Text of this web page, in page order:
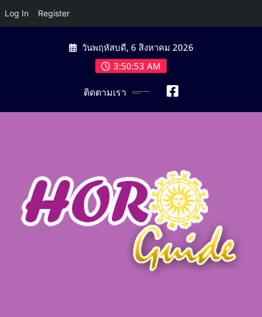
Log In Register
วันพฤหัสบดี, 6 สิงหาคม 2026
3:50:54 AM
ติดตามเรา